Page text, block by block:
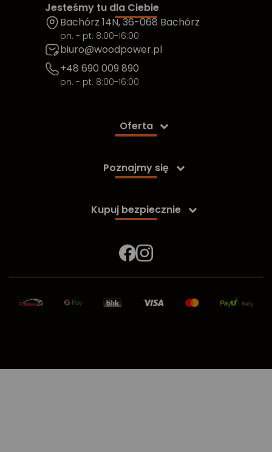
Jesteśmy tu dla Ciebie
Bachórz 14N, 36-068 Bachórz
pn. - pt. 8:00-16:00
biuro@woodpower.pl
+48 690 009 890
pn. - pt. 8:00-16:00
Oferta 
Poznajmy się 
Kupuj bezpiecznie 